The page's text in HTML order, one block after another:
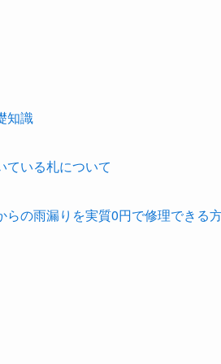
知識
ている札について
らの雨漏りを実質0円で修理できる